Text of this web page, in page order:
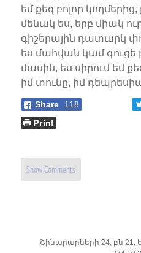
եմ քեզ բոլոր
մենակ ես, երբ միակ
գիշերային դատարկ
ես մահվան կամ գուցե
մասին, ես սիրում եմ
իմ տունը, իմ
Share 118
Print
Show Comments
Շինարարների 24, բն